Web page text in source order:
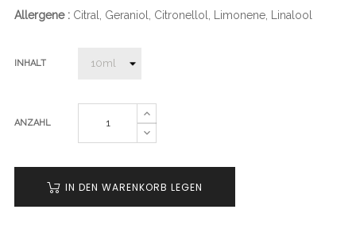
Allergene : Citral, Geraniol, Citronellol, Limonene, Linalool
INHALT
ANZAHL
IN DEN WARENKORB LEGEN